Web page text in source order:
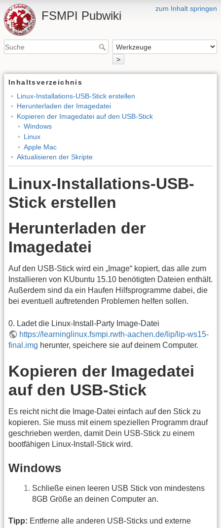
zum Inhalt springen
FSMPI Pubwiki
>
Inhaltsverzeichnis
Linux-Installations-USB-Stick erstellen
Herunterladen der Imagedatei
Kopieren der Imagedatei auf den USB-Stick
Windows
Linux
Apple Mac
Aktualisieren der Skripte
Linux-Installations-USB-
Stick erstellen
Herunterladen der
Imagedatei
Auf den USB-Stick wird ein „Image“ kopiert, das alle zum
Installieren von KUbuntu 15.10 benötigten Dateien enthält.
Außerdem sind da ein Haufen Hilfsprogramme dabei, die
bei eventuell auftretenden Problemen helfen sollen.
0. Ladet die Linux-Install-Party Image-Datei
https://learninglinux.fsmpi.rwth-aachen.de/lip/lip-ws15-
final.img herunter, speichere sie auf deinem Computer.
Kopieren der Imagedatei
auf den USB-Stick
Es reicht nicht die Image-Datei einfach auf den Stick zu
kopieren. Sie muss mit einem speziellen Programm drauf
geschrieben werden, damit Dein USB-Stick zu einem
bootfähigen Linux-Install-Stick wird.
Windows
Schließe einen leeren USB Stick von mindestens
8GB Größe an deinen Computer an.
Tipp: Entferne alle anderen USB-Sticks und externe